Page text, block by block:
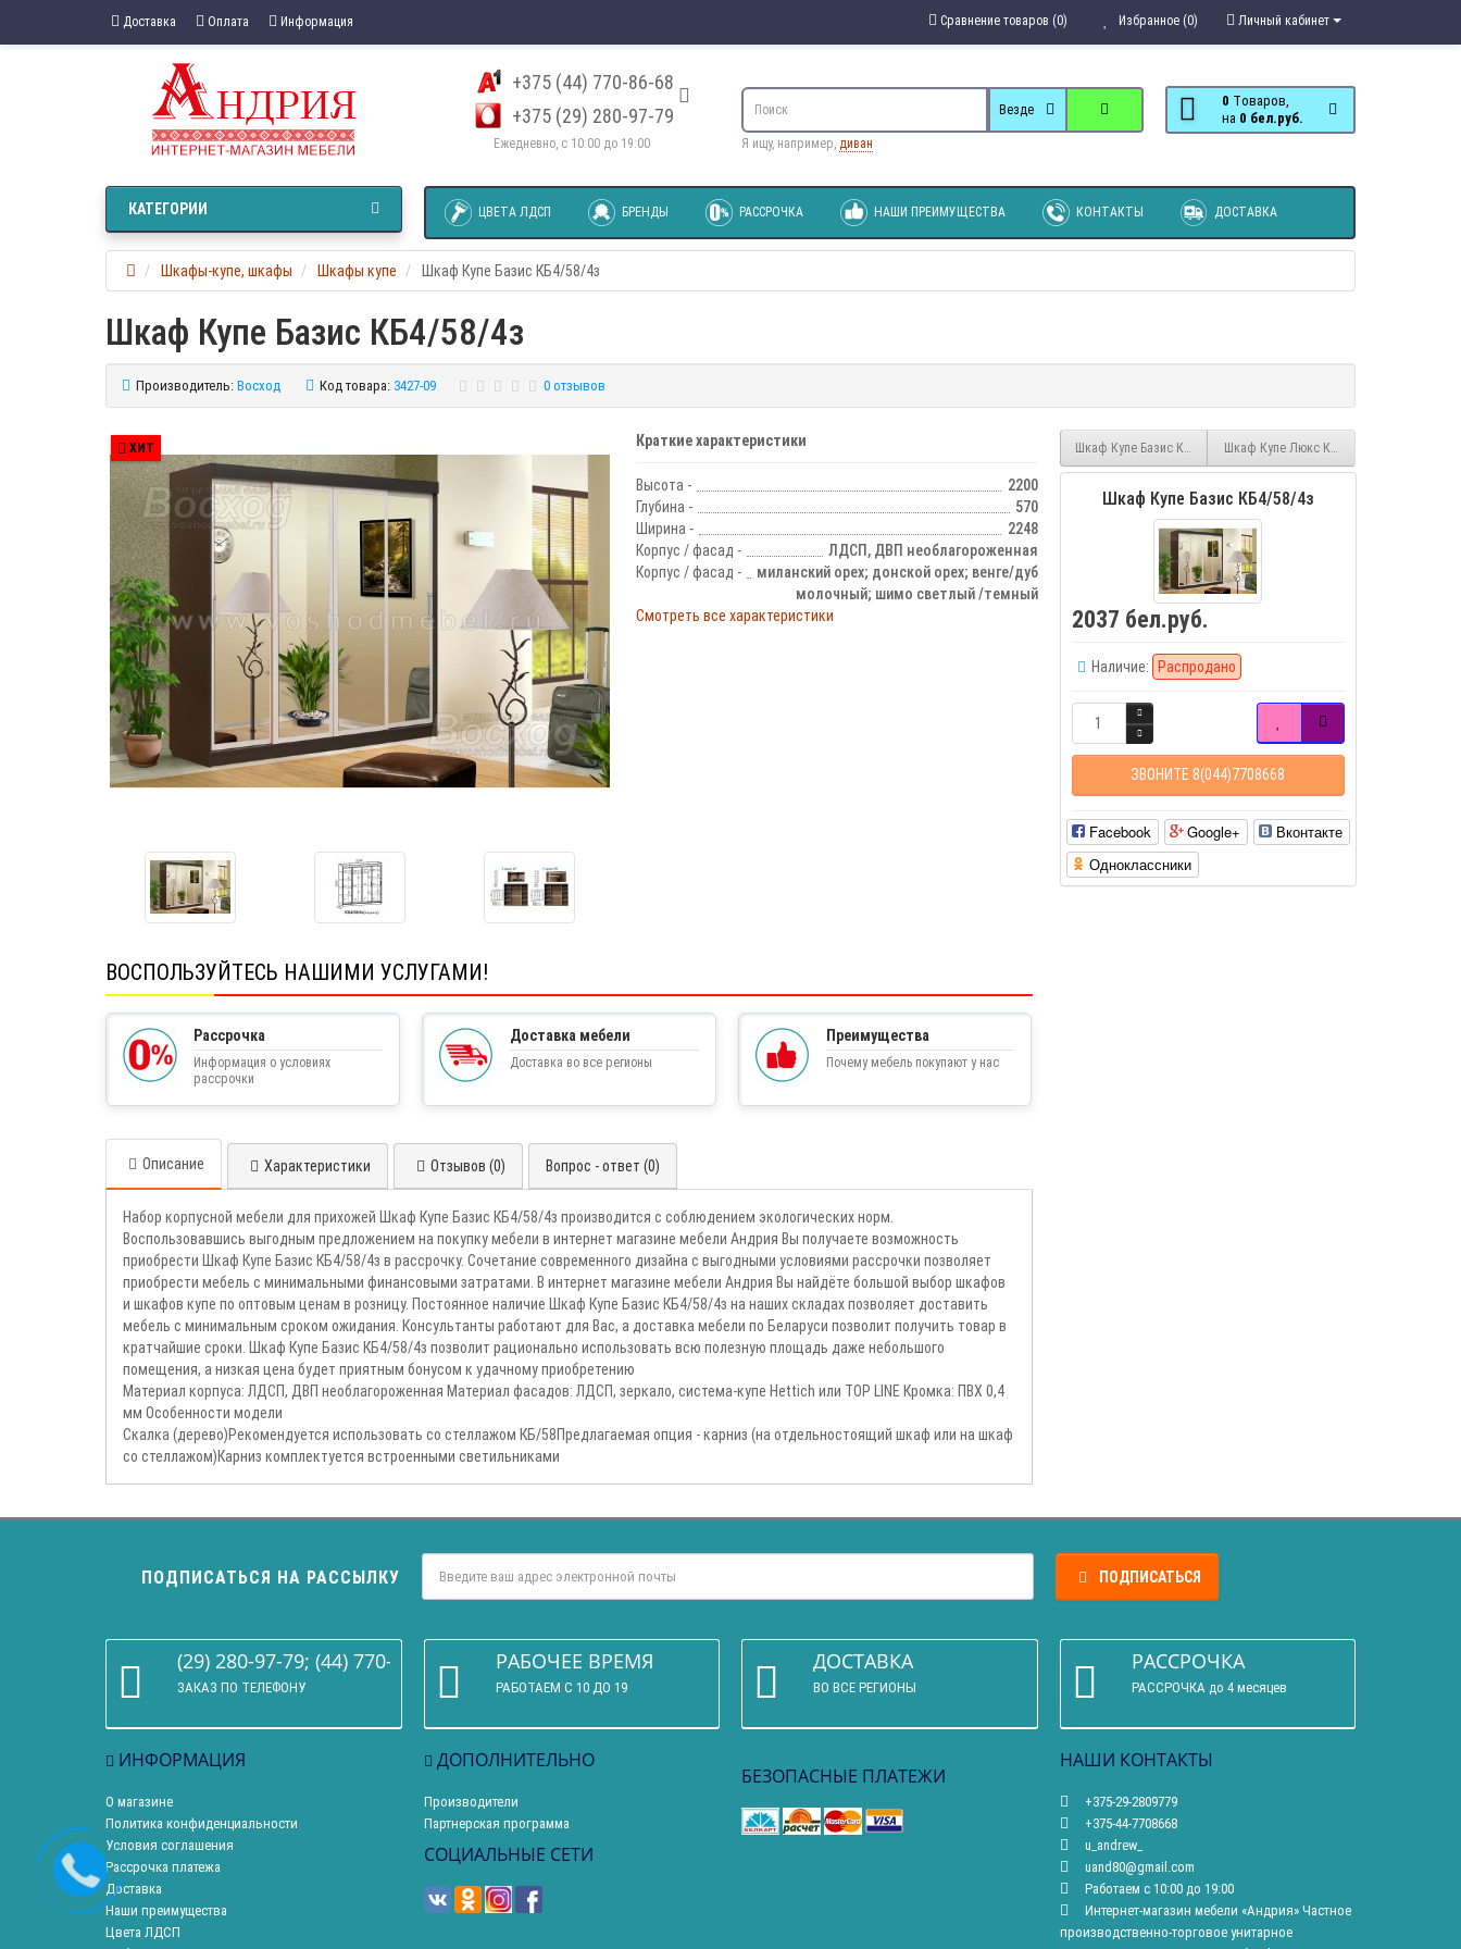
Доставка Оплата Информация Личный кабинет
Избранное (0)
Сравнение товаров (0)
+375 (44) 770-86-68
+375 (29) 280-97-79
Ежедневно, с 10:00 до 19:00
0 Tоваров,
на
0 бел.руб.
Везде
Я ищу, например, диван
ЦВЕТА ЛДСП БРЕНДЫ РАССРОЧКА НАШИ ПРЕИМУЩЕСТВА КОНТАКТЫ ДОСТАВКА
КАТЕГОРИИ
Шкафы-купе, шкафы Шкафы купе Шкаф Купе Базис КБ4/58/4з
Шкаф Купе Базис КБ4/58/4з
Производитель: Восход Код товара: 3427-09 0 отзывов
ХИТ Краткие характеристики
Высота -
2200
Глубина -
570
Ширина -
2248
Корпус / фасад -
ЛДСП, ДВП необлагороженная
Корпус / фасад -
миланский орех; донской орех; венге/дуб
молочный; шимо светлый /темный
Смотреть все характеристики
Шкаф Купе Базис КБ4/58/2зШкаф Купе Люкс КЛ2/60/1.2/0з
Шкаф Купе Базис КБ4/58/4з
2037 бел.руб.
Наличие: Распродано
ЗВОНИТЕ 8(044)7708668
Facebook Google+
Вконтакте
Одноклассники
ВОСПОЛЬЗУЙТЕСЬ НАШИМИ УСЛУГАМИ!
Рассрочка
Информация о условиях
рассрочки
Доставка мебели
Доставка во все регионы
Преимущества
Почему мебель покупают у нас
Описание Характеристики Отзывов (0) Вопрос - ответ (0)
Набор корпусной мебели для прихожей Шкаф Купе Базис КБ4/58/4з производится с соблюдением экологических норм.
Воспользовавшись выгодным предложением на покупку мебели в интернет магазине мебели Андрия Вы получаете возможность
приобрести Шкаф Купе Базис КБ4/58/4з в рассрочку. Сочетание современного дизайна с выгодными условиями рассрочки позволяет
приобрести мебель с минимальными финансовыми затратами. В интернет магазине мебели Андрия Вы найдёте большой выбор шкафов
и шкафов купе по оптовым ценам в розницу. Постоянное наличие Шкаф Купе Базис КБ4/58/4з на наших складах позволяет доставить
мебель с минимальным сроком ожидания. Консультанты работают для Вас, а доставка мебели по Беларуси позволит получить товар в
кратчайшие сроки. Шкаф Купе Базис КБ4/58/4з позволит рационально использовать всю полезную площадь даже небольшого
помещения, а низкая цена будет приятным бонусом к удачному приобретению
Материал корпуса: ЛДСП, ДВП необлагороженная Материал фасадов: ЛДСП, зеркало, система-купе Hettich или TOP LINE Кромка: ПВХ 0,4
мм Особенности модели
Скалка (дерево)Рекомендуется использовать со стеллажом КБ/58Предлагаемая опция - карниз (на отдельностоящий шкаф или на шкаф
со стеллажом)Карниз комплектуется встроенными светильниками
ПОДПИСАТЬСЯ НА РАССЫЛКУ ПОДПИСАТЬСЯ
(29) 280-97-79; (44) 770-86-68
ЗАКАЗ ПО ТЕЛЕФОНУ
РАБОЧЕЕ ВРЕМЯ
РАБОТАЕМ С 10 ДО 19
ДОСТАВКА
ВО ВСЕ РЕГИОНЫ
РАССРОЧКА
РАССРОЧКА до 4 месяцев
ИНФОРМАЦИЯ
О магазине
Политика конфиденциальности
Условия соглашения
Рассрочка платежа
Доставка
Наши преимущества
Цвета ЛДСП
ДОПОЛНИТЕЛЬНО
Производители
Партнерская программа
СОЦИАЛЬНЫЕ СЕТИ
БЕЗОПАСНЫЕ ПЛАТЕЖИ
НАШИ КОНТАКТЫ
+375-29-2809779
+375-44-7708668
u_andrew_
uand80@gmail.com
Работаем с 10:00 до 19:00
Интернет-магазин мебели «Андрия» Частное
производственно-торговое унитарное